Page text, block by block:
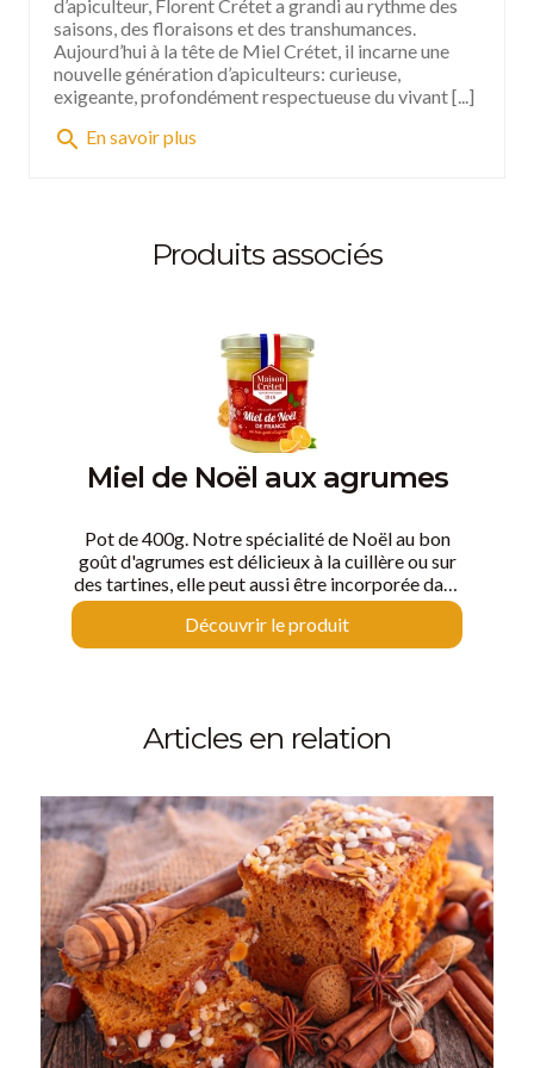
d’apiculteur, Florent Crétet a grandi au rythme des
saisons, des floraisons et des transhumances.
Aujourd’hui à la tête de Miel Crétet, il incarne une
nouvelle génération d’apiculteurs: curieuse,
exigeante, profondément respectueuse du vivant [...]
search En savoir plus
Produits associés
Miel de Noël aux agrumes
Pot de 400g. Notre spécialité de Noël au bon
goût d'agrumes est délicieux à la cuillère ou sur
des tartines, elle peut aussi être incorporée dans
vos recettes festives pour enchanter vos
papilles et celles de vos convives lors de vos
réceptions.
Découvrir le produit
Articles en relation